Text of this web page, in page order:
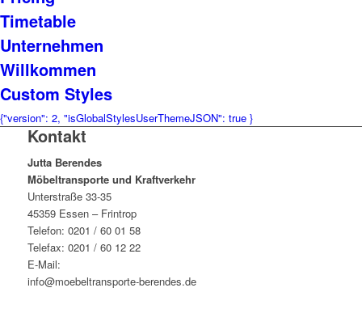
Timetable
Unternehmen
Willkommen
Custom Styles
{"version": 2, "isGlobalStylesUserThemeJSON": true }
Kontakt
Jutta Berendes
Möbeltransporte und Kraftverkehr
Unterstraße 33-35
45359 Essen – Frintrop
Telefon: 0201 / 60 01 58
Telefax: 0201 / 60 12 22
E-Mail:
info@moebeltransporte-berendes.de